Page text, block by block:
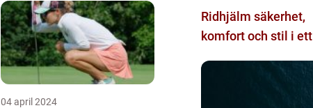
04 april 2024
Ridhjälm säkerhet,
komfort och stil i ett